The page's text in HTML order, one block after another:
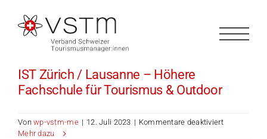
Inhalt
springen
IST Zürich / Lausanne – Höhere
Fachschule für Tourismus & Outdoor
Vonwp-vstm-me | 12. Juli 2023 | Kommentare deaktiviertfür
Mehr dazu